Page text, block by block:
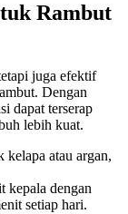
Rambut
juga efektif
Dengan
dapat terserap
lebih kuat.
kelapa atau argan,
kepala dengan
setiap hari.